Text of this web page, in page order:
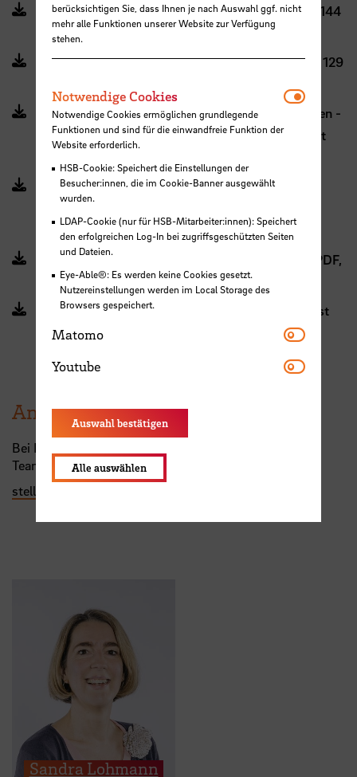
Formular Bedarfsmeldung Lehrbeauftragte (PDF, 144
KB, Datei ist nicht barrierefrei)
Handreichung Stellenausschreibungsantrag (PDF, 129
Handreichung FHB Stellenausschreibungsverfahren -
Personalauswahlverfahren (PDF, 659 KB, Datei ist
Präsentation "Neuer Antrag auf
barrierefrei)
Präsentation "Stellenausschreibungsverfahren" (PDF,
499 KB, Datei ist nicht barrierefrei)
Broschüre „Fair in den Job“ (PDF, 998 KB, Datei ist
nicht barrierefrei)
Ansprechpersonen
Bei Fragen wenden Sie sich bitte an das Recruitment-
Team im Personaldezernat:
stellenausschreibungen
Sandra Lohmann
berücksichtigen Sie, dass Ihnen je nach Auswahl ggf. nicht
mehr alle Funktionen unserer Website zur Verfügung
stehen.
Notwendige Cookies
Notwendige Cookies ermöglichen grundlegende
Funktionen und sind für die einwandfreie Funktion der
Website erforderlich.
HSB-Cookie: Speichert die Einstellungen der
Besucher:innen, die im Cookie-Banner ausgewählt
wurden.
LDAP-Cookie (nur für HSB-Mitarbeiter:innen): Speichert
den erfolgreichen Log-In bei zugriffsgeschützten Seiten
und Dateien.
Eye-Able®: Es werden keine Cookies gesetzt.
Nutzereinstellungen werden im Local Storage des
Browsers gespeichert.
Matomo Matomo
Youtube Youtube
Auswahl bestätigen
Alle auswählen